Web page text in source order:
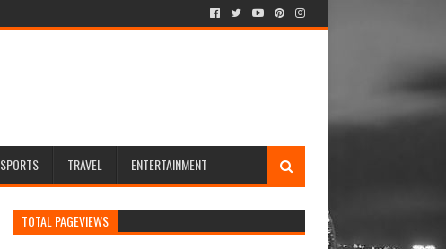
SPORTS TRAVEL ENTERTAINMENT
TOTAL PAGEVIEWS